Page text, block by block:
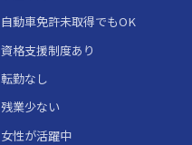
自動車免許未取得でもOK
資格支援制度あり
転勤なし
残業少ない
女性が活躍中